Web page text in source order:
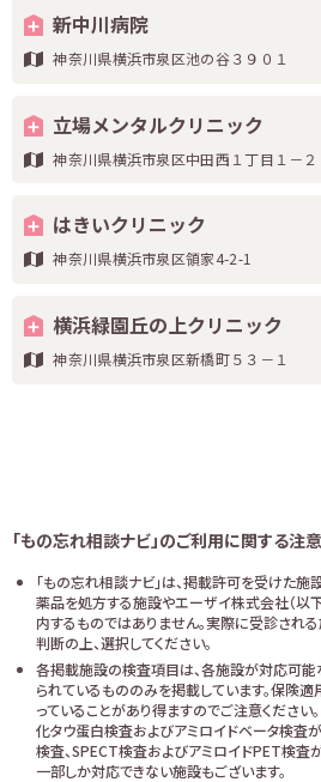
新中川病院
神奈川県横浜市泉区池の谷３９０１
立場メンタルクリニック
神奈川県横浜市泉区中田西１丁目１－
はきいクリニック
神奈川県横浜市泉区領家4-2-1
横浜緑園丘の上クリニック
神奈川県横浜市泉区新橋町５３－１
「もの忘れ相談ナビ」のご利用に関する注
「もの忘れ相談ナビ」は、掲載許可を受けた施
薬品を処方する施設やエーザイ株式会社（以
内するものではありません。実際に受診され
判断の上、選択してください。
各掲載施設の検査項目は、各施設が対応可能
られているもののみを掲載しています。保険
っていることがあり得ますのでご注意ください
化タウ蛋白検査およびアミロイドベータ検査
検査、SPECT検査およびアミロイドPET検査
一部しか対応できない施設もございます。